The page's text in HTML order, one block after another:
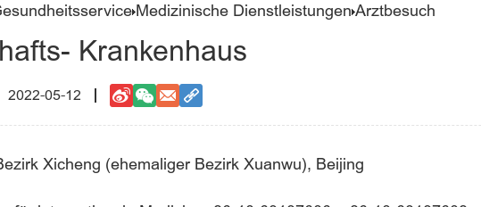
Medizinische Dienstleistungen Arztbesuch
Krankenhaus
2022-05-12
Xicheng (ehemaliger Bezirk Xuanwu), Beijing